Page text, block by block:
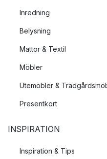
Inredning
Belysning
Mattor & Textil
Möbler
Utemöbler &
Presentkort
INSPIRATION
Inspiration & Tips